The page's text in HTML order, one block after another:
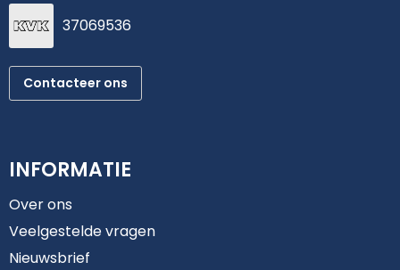
37069536
Contacteer ons
INFORMATIE
Over ons
Veelgestelde vragen
Nieuwsbrief